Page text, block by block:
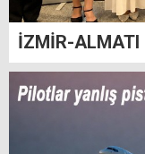
İZMİR-ALMATI